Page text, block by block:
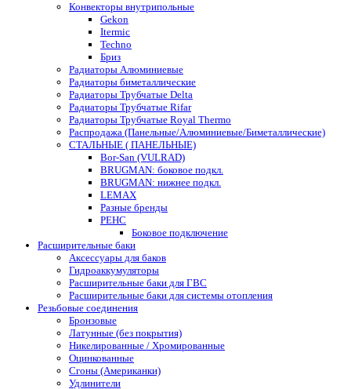
Конвекторы внутрипольные
Gekon
Itermic
Techno
Бриз
Радиаторы Алюминиевые
Радиаторы биметаллические
Радиаторы Трубчатые Delta
Радиаторы Трубчатые Rifar
Радиаторы Трубчатые Royal Thermo
Распродажа (Панельные/Алюминиевые/Биметаллические)
СТАЛЬНЫЕ ( ПАНЕЛЬНЫЕ)
Bor-San (VULRAD)
BRUGMAN: боковое подкл.
BRUGMAN: нижнее подкл.
LEMAX
Разные бренды
РЕНС
Боковое подключение
Расширительные баки
Аксессуары для баков
Гидроаккумуляторы
Расширительные баки для ГВС
Расширительные баки для системы отопления
Резьбовые соединения
Бронзовые
Латунные (без покрытия)
Никелированные / Хромированные
Оцинкованные
Сгоны (Американки)
Удлинители